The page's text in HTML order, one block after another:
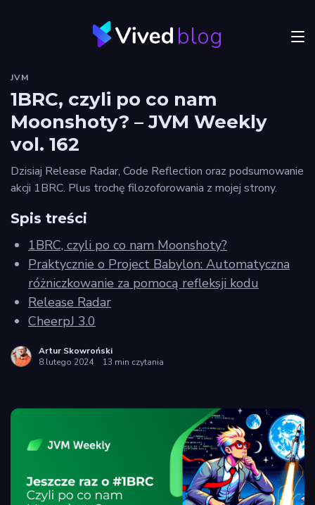
blog
JVM
Craftsmanship
Frontend
Autorzy
Odkryj
policy
JVM
1BRC, czyli po co nam
Moonshoty? – JVM Weekly
vol. 162
Dzisiaj Release Radar, Code Reflection oraz podsumowanie
akcji 1BRC. Plus trochę filozoforowania z mojej strony.
Spis treści
1BRC, czyli po co nam Moonshoty?
Praktycznie o Project Babylon: Automatyczna
różniczkowanie za pomocą refleksji kodu
Release Radar
CheerpJ 3.0
Artur Skowroński
8 lutego 2024
13 min czytania